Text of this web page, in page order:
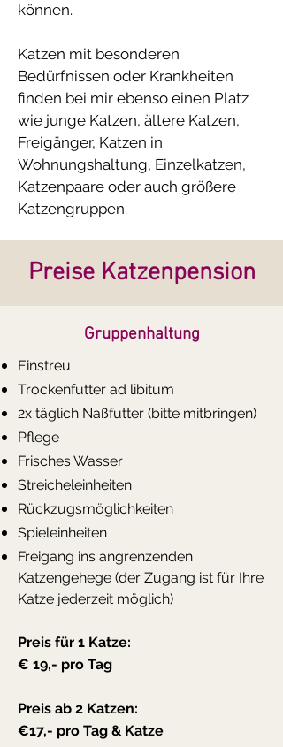
können.
Katzen mit besonderen
Bedürfnissen oder Krankheiten
finden bei mir ebenso einen Platz
wie junge Katzen, ältere Katzen,
Freigänger, Katzen in
Wohnungshaltung, Einzelkatzen,
Katzenpaare oder auch größere
Katzengruppen.
Preise Katzenpension
Gruppenhaltung
​Einstreu
Trockenfutter ad libitum
2x täglich Naßfutter (bitte mitbringen)
Pflege
Frisches Wasser
Streicheleinheiten
Rückzugsmöglichkeiten
Spieleinheiten
Freigang ins angrenzenden
Katzengehege (der Zugang ist für Ihre
Katze jederzeit möglich)
Preis für 1 Katze:
€ 19,- pro Tag
Preis ab 2 Katzen:
€17,- pro Tag & Katze